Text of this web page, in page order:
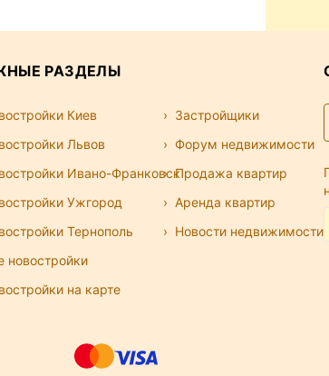
РАЗДЕЛЫ
Киев
Львов
Ивано-Франковск
Ужгород
Тернополь
новостройки
на карте
Застройщики
Форум недвижимости
Продажа квартир
Аренда квартир
Новости недвижимости